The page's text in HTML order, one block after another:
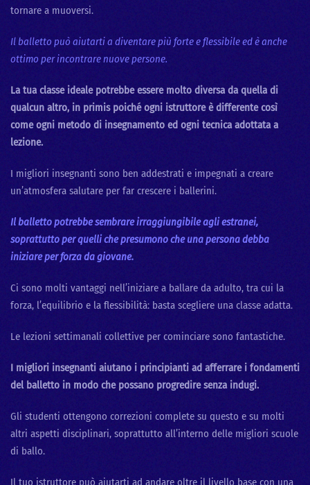
tornare a muoversi.
Il balletto può aiutarti a diventare più forte e flessibile ed è anche
ottimo per incontrare nuove persone.
La tua classe ideale potrebbe essere molto diversa da quella di
qualcun altro, in primis poiché ogni istruttore è differente così
come ogni metodo di insegnamento ed ogni tecnica adottata a
lezione.
I migliori insegnanti sono ben addestrati e impegnati a creare
un’atmosfera salutare per far crescere i ballerini.
Il balletto potrebbe sembrare irraggiungibile agli estranei,
soprattutto per quelli che presumono che una persona debba
iniziare per forza da giovane.
Ci sono molti vantaggi nell’iniziare a ballare da adulto, tra cui la
forza, l’equilibrio e la flessibilità: basta scegliere una classe adatta.
Le lezioni settimanali collettive per cominciare sono fantastiche.
I migliori insegnanti aiutano i principianti ad afferrare i fondamenti
del balletto in modo che possano progredire senza indugi.
Gli studenti ottengono correzioni complete su questo e su molti
altri aspetti disciplinari, soprattutto all’interno delle migliori scuole
di ballo.
Il tuo istruttore può aiutarti ad andare oltre il livello base con una